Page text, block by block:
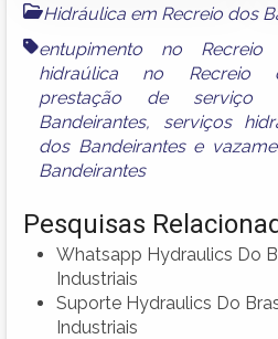
Hidráulica em Recreio dos
entupimento no Recreio
hidraúlica no Recreio
prestação de serviço
Bandeirantes, serviços
dos Bandeirantese
Bandeirantes
Pesquisas
Whatsapp Hydraulics Do
Industriais
Suporte Hydraulics Do
Industriais